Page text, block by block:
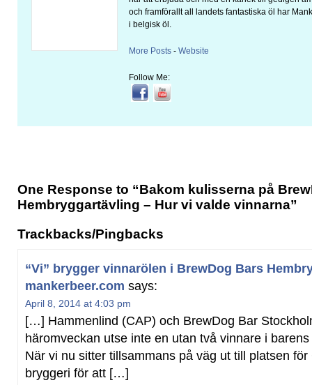
och framförallt all landets fantastiska öl har
i belgisk öl.
More Posts - Website
Follow Me:
One Response to “Bakom kulisserna på
Hembryggartävling – Hur vi valde vinnarna”
Trackbacks/Pingbacks
“Vi” brygger vinnarölen i BrewDog Bars
mankerbeer.com says:
April 8, 2014 at 4:03 pm
[…] Hammenlind (CAP) och BrewDog Bar
häromveckan utse inte en utan två vinnare i
När vi nu sitter tillsammans på väg ut till platsen för
bryggeri för att […]